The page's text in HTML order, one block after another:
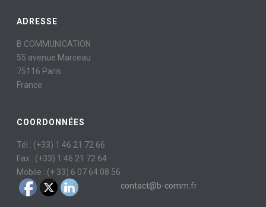
ADRESSE
B COMMUNICATION
55 avenue Marceau
75116 Paris
France
COORDONNÉES
Tél : (+33) 1 46 21 72 66
Fax : (+33) 1 46 21 72 64
Mobile : (+ 33) 6 07 64 08 56
contact@b-comm.fr